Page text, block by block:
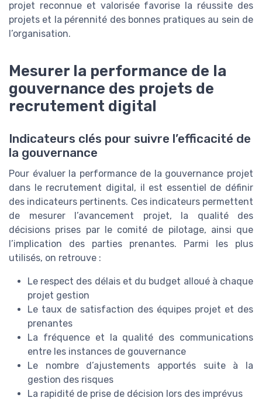
projet reconnue et valorisée favorise la réussite des
projets et la pérennité des bonnes pratiques au sein de
l’organisation.
Mesurer la performance de la
gouvernance des projets de
recrutement digital
Indicateurs clés pour suivre l’efficacité de
la gouvernance
Pour évaluer la performance de la gouvernance projet
dans le recrutement digital, il est essentiel de définir
des indicateurs pertinents. Ces indicateurs permettent
de mesurer l’avancement projet, la qualité des
décisions prises par le comité de pilotage, ainsi que
l’implication des parties prenantes. Parmi les plus
utilisés, on retrouve :
Le respect des délais et du budget alloué à chaque
projet gestion
Le taux de satisfaction des équipes projet et des
prenantes
La fréquence et la qualité des communications
entre les instances de gouvernance
Le nombre d’ajustements apportés suite à la
gestion des risques
La rapidité de prise de décision lors des imprévus